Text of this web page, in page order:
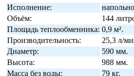
Исполнение:
Объём:
144
Площадь теплообменника: 0,9 м².
Производительность:
25,3 л/
Диаметр:
590 мм.
Высота:
988 мм.
Масса без воды:
79 кг.